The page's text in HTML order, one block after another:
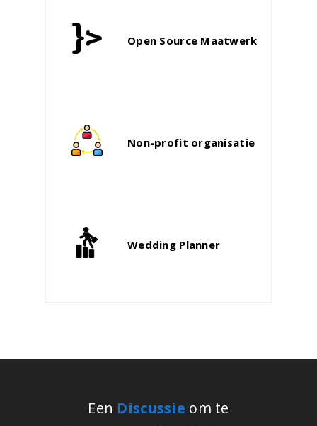
Open Source Maatwerk
Non-profit organisatie
Wedding Planner
Een Discussie om te